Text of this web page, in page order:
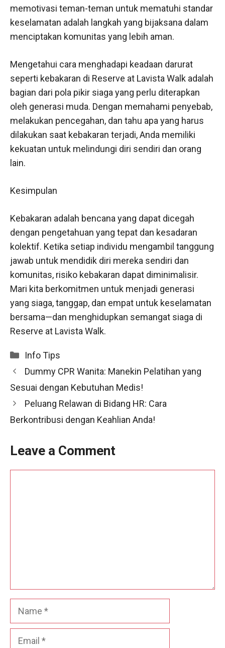
memotivasi teman-teman untuk mematuhi standar
keselamatan adalah langkah yang bijaksana dalam
menciptakan komunitas yang lebih aman.
Mengetahui cara menghadapi keadaan darurat
seperti kebakaran di Reserve at Lavista Walk adalah
bagian dari pola pikir siaga yang perlu diterapkan
oleh generasi muda. Dengan memahami penyebab,
melakukan pencegahan, dan tahu apa yang harus
dilakukan saat kebakaran terjadi, Anda memiliki
kekuatan untuk melindungi diri sendiri dan orang
lain.
Kesimpulan
Kebakaran adalah bencana yang dapat dicegah
dengan pengetahuan yang tepat dan kesadaran
kolektif. Ketika setiap individu mengambil tanggung
jawab untuk mendidik diri mereka sendiri dan
komunitas, risiko kebakaran dapat diminimalisir.
Mari kita berkomitmen untuk menjadi generasi
yang siaga, tanggap, dan empat untuk keselamatan
bersama—dan menghidupkan semangat siaga di
Reserve at Lavista Walk.
Categories
Info Tips
Dummy CPR Wanita: Manekin Pelatihan yang
Sesuai dengan Kebutuhan Medis!
Peluang Relawan di Bidang HR: Cara
Berkontribusi dengan Keahlian Anda!
Leave a Comment